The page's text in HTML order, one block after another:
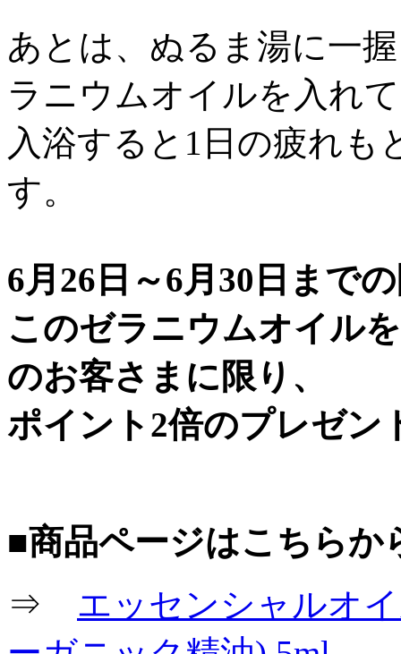
あとは、ぬるま湯に一
ラニウムオイルを入れて
入浴すると1日の疲れ
す。
6月26日～6月30日まで
このゼラニウムオイル
のお客さまに限り、
ポイント2倍のプレゼン
■商品ページはこちらか
⇒ エッセンシャルオ